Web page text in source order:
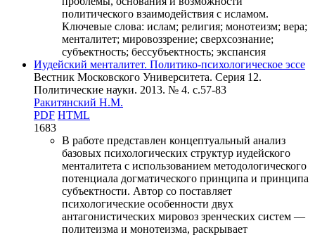
политического взаимодействия с исламом.
Ключевые слова: ислам; религия; монотеизм; вера;
менталитет; мировоззрение; сверхсознание;
субъектность; бессубъектность; экспансия
Иудейский менталитет. Политико-психологическое эссе
Вестник Московского Университета. Серия 12.
Политические науки. 2013. № 4. c.57-83
Ракитянский Н.М.
PDF HTML
1683
В работе представлен концептуальный анализ
базовых психологических структур иудейского
менталитета с использованием методологического
потенциала догматического принципа и принципа
субъектности. Автор со поставляет
психологические особенности двух
антагонистических мировоз зренческих систем —
политеизма и монотеизма, раскрывает